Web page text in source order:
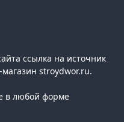
ссылка на источник
stroydwor.ru.
в любой форме